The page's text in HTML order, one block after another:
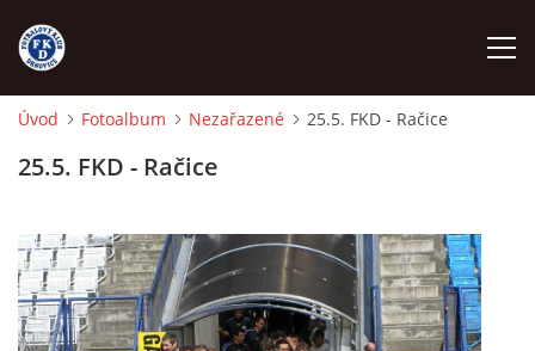
FKD A
Úvod Fotoalbum Nezařazené 25.5. FKD - Račice
25.5. FKD - Račice